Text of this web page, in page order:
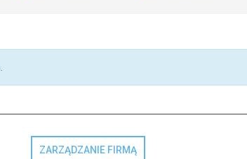
ZARZĄDZANIE FIRMĄ